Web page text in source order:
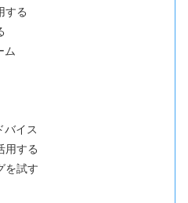
する
ム
バイス
用する
を試す